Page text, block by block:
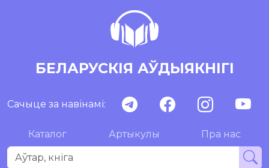
БЕЛАРУСКІЯ АЎДЫЯКНІГІ
Сачыце за навінамі:
Каталог Артыкулы Пра нас